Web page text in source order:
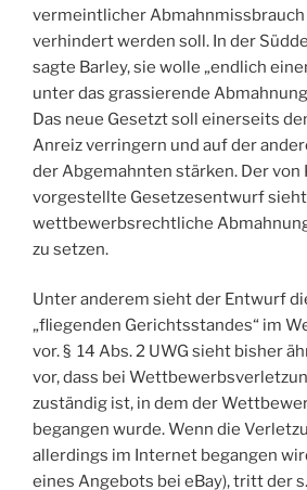
vermeintlicher
verhindert werden soll. In der
sagte Barley, sie wolle „endlich
unter das grassierende
Das neue Gesetzt soll einerseits
Anreiz verringern und auf der
der Abgemahnten stärken. Der von
vorgestellte Gesetzesentwurf
wettbewerbsrechtliche
zu setzen.
Unter anderem sieht der Entwurf
„fliegenden Gerichtsstandes“ im
vor. § 14 Abs. 2 UWG sieht bisher
vor, dass bei
zuständig ist, in dem der
begangen wurde. Wenn die
allerdings im Internet begangen wird
eines Angebots bei eBay), tritt der